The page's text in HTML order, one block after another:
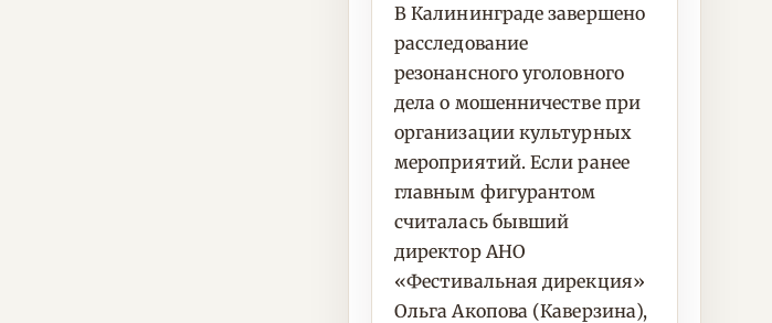
В Калининграде завершено
расследование
резонансного уголовного
дела о мошенничестве при
организации культурных
мероприятий. Если ранее
главным фигурантом
считалась бывший
директор АНО
«Фестивальная дирекция»
Ольга Акопова (Каверзина),